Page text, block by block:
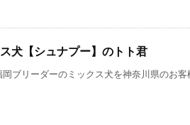
犬【シュナプー】のトト君
岡ブリーダーのミックス犬を神奈川県のお